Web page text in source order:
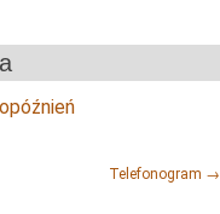
Telefonogram →